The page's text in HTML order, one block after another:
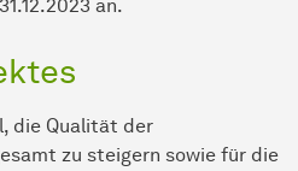
an.
die Qualität der
zu steigern sowie für die